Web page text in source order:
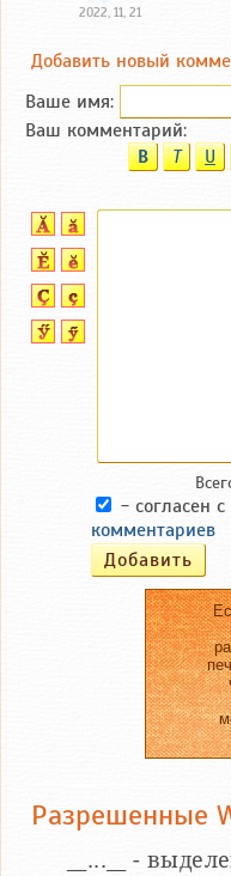
2022, 11, 21
Добавить новый
Ваше имя:
Ваш комментарий:
B T U
- согласен с
комментариев
Разрешенные
__...__ -